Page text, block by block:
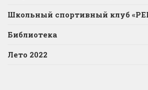
Школьный спортивный клуб
Библиотека
Лето 2022